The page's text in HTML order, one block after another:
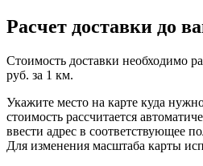
Расчет доставки до
Стоимость доставки необходимо
руб. за 1 км.
Укажите место на карте куда
стоимость рассчитается
ввести адрес в соответствующее
Для изменения масштаба карты